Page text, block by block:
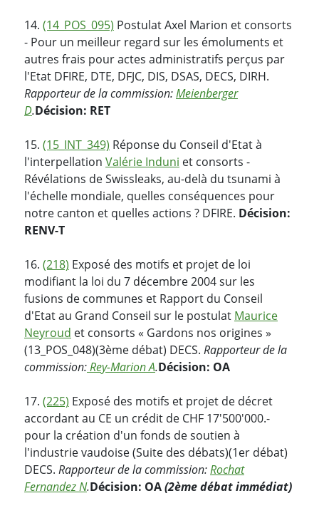
14. (14_POS_095) Postulat Axel Marion et consorts
- Pour un meilleur regard sur les émoluments et
autres frais pour actes administratifs perçus par
l'Etat DFIRE, DTE, DFJC, DIS, DSAS, DECS, DIRH.
Rapporteur de la commission:Meienberger
D.Décision: RET
15. (15_INT_349) Réponse du Conseil d'Etat à
l'interpellation Valérie Induni et consorts -
Révélations de Swissleaks, au-delà du tsunami à
l'échelle mondiale, quelles conséquences pour
notre canton et quelles actions ? DFIRE. Décision:
RENV-T
16. (218) Exposé des motifs et projet de loi
modifiant la loi du 7 décembre 2004 sur les
fusions de communes et Rapport du Conseil
d'Etat au Grand Conseil sur le postulat Maurice
Neyroud et consorts « Gardons nos origines »
(13_POS_048)(3ème débat) DECS. Rapporteur de la
commission:Rey-Marion A.Décision: OA
17. (225) Exposé des motifs et projet de décret
accordant au CE un crédit de CHF 17'500'000.-
pour la création d'un fonds de soutien à
l'industrie vaudoise (Suite des débats)(1er débat)
DECS. Rapporteur de la commission:Rochat
Fernandez N.Décision: OA(2ème débat immédiat)